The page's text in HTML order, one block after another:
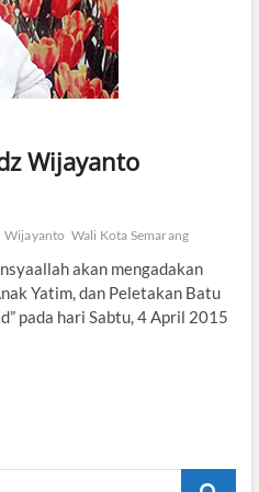
Wijayanto
Wijayanto Wali Kota Semarang
akan mengadakan
Yatim, dan Peletakan Batu
pada hari Sabtu, 4 April 2015
Search